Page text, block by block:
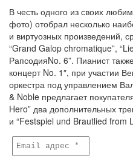
В честь одного из своих
фото) отобрал несколько
и виртуозных произведений,
“Grand Galop chromatique”,
РапсодияNo. 6”. Пианист
концерт No. 1″, при участии
оркестра под управлением
& Noble предлагает
Hero” два дополнительных
и “Festspiel und Brautlied from